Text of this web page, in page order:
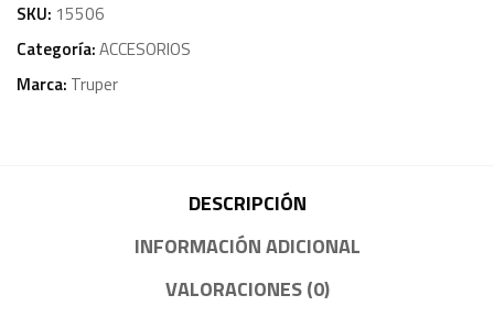
SKU: 15506
Categoría:ACCESORIOS
Marca: Truper
DESCRIPCIÓN
INFORMACIÓN ADICIONAL
VALORACIONES (0)